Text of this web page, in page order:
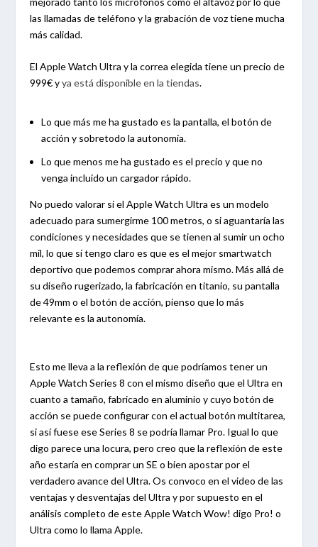
las llamadas de teléfono y la grabación de voz tiene mucha
más calidad.
El Apple Watch Ultra y la correa elegida tiene un precio de
999€ yya está disponible en la tiendas.
Lo que más me ha gustado es la pantalla, el botón de
acción y sobretodo la autonomía.
Lo que menos me ha gustado es el precio y que no
venga incluido un cargador rápido.
No puedo valorar si el Apple Watch Ultra es un modelo
adecuado para sumergirme 100 metros, o si aguantaría las
condiciones y necesidades que se tienen al sumir un ocho
mil, lo que sí tengo claro es que es el mejor smartwatch
deportivo que podemos comprar ahora mismo. Más allá de
su diseño rugerizado, la fabricación en titanio, su pantalla
de 49mm o el botón de acción, pienso que lo más
relevante es la autonomía.
Esto me lleva a la reflexión de que podríamos tener un
Apple Watch Series 8 con el mismo diseño que el Ultra en
cuanto a tamaño, fabricado en aluminio y cuyo botón de
acción se puede configurar con el actual botón multitarea,
si así fuese ese Series 8 se podría llamar Pro. Igual lo que
digo parece una locura, pero creo que la reflexión de este
año estaría en comprar un SE o bien apostar por el
verdadero avance del Ultra. Os convoco en el video de las
ventajas y desventajas del Ultra y por supuesto en el
análisis completo de este Apple Watch Wow! digo Pro! o
Ultra como lo llama Apple.